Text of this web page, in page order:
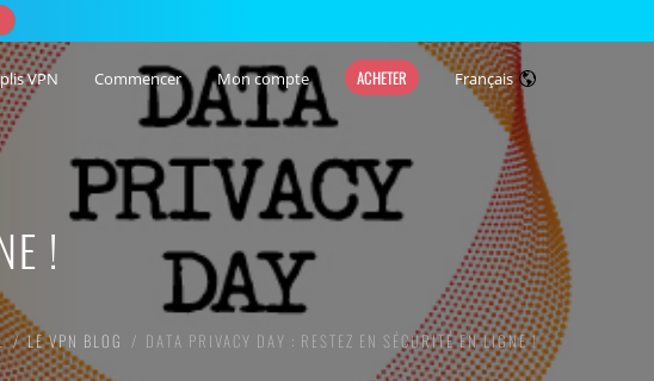
VPN Commencer Mon compte ACHETER Français
!
LE VPN BLOG DATA PRIVACY DAY : RESTEZ EN SÉCURITÉ EN LIGNE !